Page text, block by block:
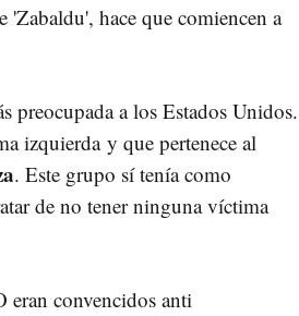
'Zabaldu', hace que comiencen a
preocupada a los Estados Unidos.
izquierda y que pertenece al
. Este grupo sí tenía como
de no tener ninguna víctima
eran convencidos anti